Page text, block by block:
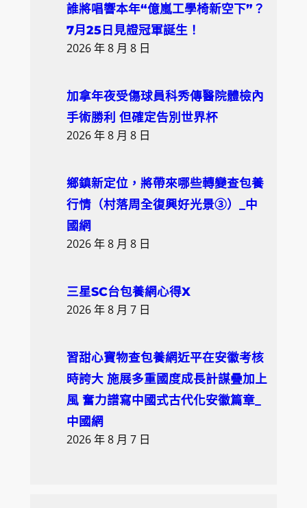
誰將唱響本年“億嵐工學椅新空下”？
7月25日見證冠軍誕生！
2026 年 8 月 8 日
加拿年夜受傷球員科秀傳醫院體檢內
手術勝利 但確定告別世界杯
2026 年 8 月 8 日
鄉鎮新定位，將帶來哪些轉變查包養
行情（村落周全復興好光景③）_中
國網
2026 年 8 月 8 日
三星SC台包養網心得X
2026 年 8 月 7 日
習甜心寶物查包養網近平在安徽考核
時誇大 施展多重國度成長計謀疊加上
風 奮力譜寫中國式古代化安徽篇章_
中國網
2026 年 8 月 7 日